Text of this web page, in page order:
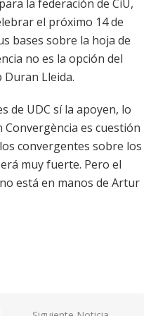
la federación de CiU,
el próximo 14 de
bases sobre la hoja de
no es la opción del
Lleida.
de UDC sí la apoyen, lo
es cuestión
convergentes sobre los
muy fuerte. Pero el
está en manos de Artur